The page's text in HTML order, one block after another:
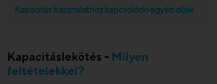
Kapacitás használathoz kapcsolódó egyéb díjak
Kapacitáslekötés - Milyen
feltételekkel?